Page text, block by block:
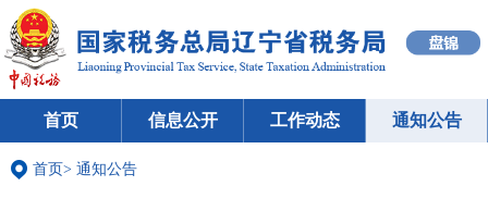
首页 信息公开 工作动态 通知公告
首页> 通知公告